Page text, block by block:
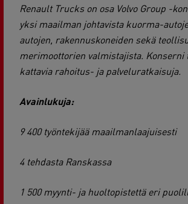
Renault Trucks on osa Volvo Group -
yksi maailman johtavista kuorma-
autojen, rakennuskoneiden sekä
merimoottorien valmistajista. Konserni
kattavia rahoitus- ja palveluratkaisuja.
Avainlukuja:
9 400 työntekijää maailmanlaajuisesti
4 tehdasta Ranskassa
1 500 myynti- ja huoltopistettä eri